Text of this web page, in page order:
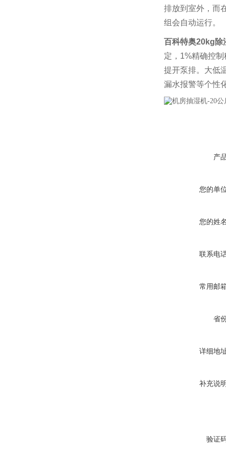
排放到室外，而
组会自动运行。
百科特奥20kg除
定，1%精确控
提开泵排。大低
漏水报警等个性
产
您的单
您的姓
联系电
常用邮
省
详细地
补充说
验证